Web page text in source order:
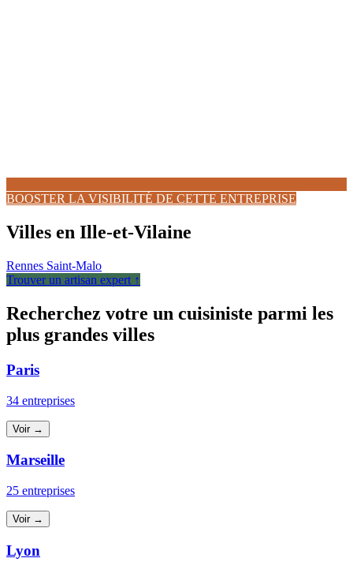
BOOSTER LA VISIBILITÉ DE CETTE ENTREPRISE
Villes en Ille-et-Vilaine
Rennes Saint-Malo
Trouver un artisan expert ↑
Recherchez votre un cuisiniste parmi les
plus grandes villes
Paris
34 entreprises
Voir →
Marseille
25 entreprises
Voir →
Lyon